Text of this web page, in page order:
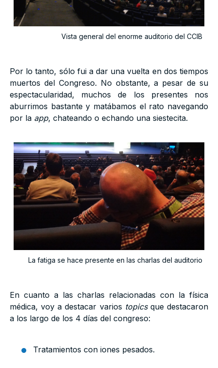
Vista general del enorme auditorio del CCIB
Por lo tanto, sólo fui a dar una vuelta en dos tiempos
muertos del Congreso. No obstante, a pesar de su
espectacularidad, muchos de los presentes nos
aburrimos bastante y matábamos el rato navegando
por la app, chateando o echando una siestecita.
La fatiga se hace presente en las charlas del auditorio
En cuanto a las charlas relacionadas con la física
médica, voy a destacar varios topicsque destacaron
a los largo de los 4 días del congreso:
Tratamientos con iones pesados.